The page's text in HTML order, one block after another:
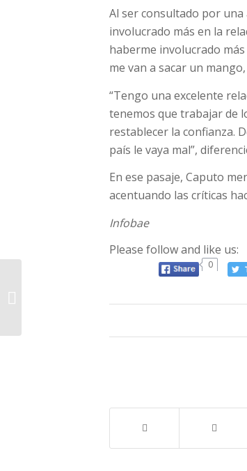
Al ser consultado por
involucrado más en la
haberme involucrado
me van a sacar un
“Tengo una excelente
tenemos que trabajar de
restablecer la confianza.
país le vaya mal”,
En ese pasaje, Caputo
acentuando las críticas
Infobae
Please follow and like us:
0